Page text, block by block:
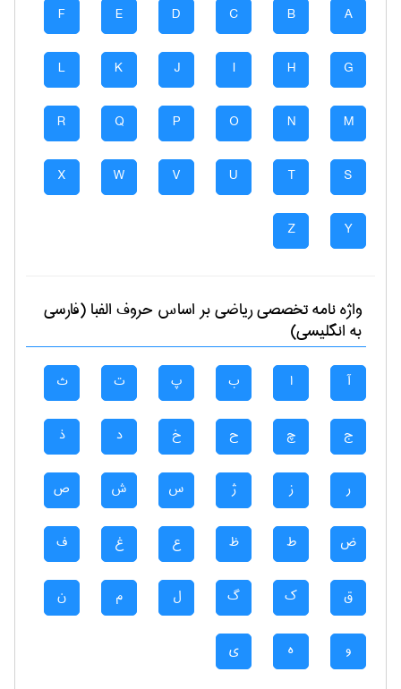
A
B
C
D
E
F
G
H
I
J
K
L
M
N
O
P
Q
R
S
T
U
V
W
X
Y
Z
واژه نامه تخصصیرياضیبر اساس حروف الفبا (فارسی
به انگلیسی)
آ ا ب پ ت ث
ج چ ح خ د ذ
ر ز ژ س ش ص
ض ط ظ ع غ ف
ق ک گ ل م ن
و ه ی